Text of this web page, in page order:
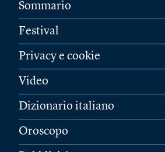
Sommario
Festival
Privacy e cookie
Video
Dizionario italiano
Oroscopo